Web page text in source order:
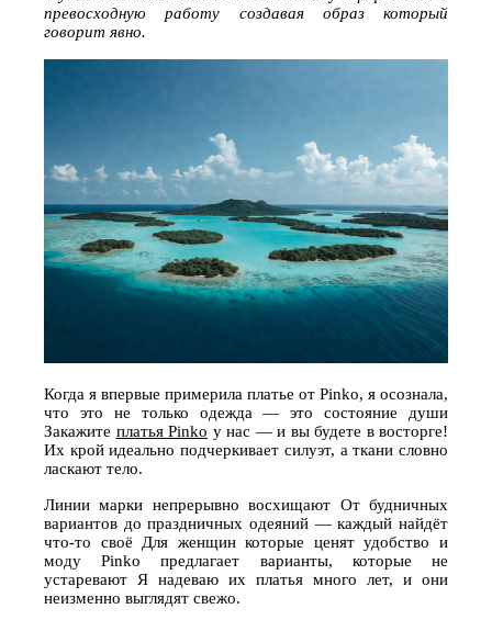
превосходную работу создавая образ который
говорит явно.
Когда я впервые примерила платье от Pinko, я осознала,
что это не только одежда — это состояние души
Закажите платья Pinko у нас — и вы будете в восторге!
Их крой идеально подчеркивает силуэт, а ткани словно
ласкают тело.
Линии марки непрерывно восхищают От будничных
вариантов до праздничных одеяний — каждый найдёт
что-то своё Для женщин которые ценят удобство и
моду Pinko предлагает варианты, которые не
устаревают Я надеваю их платья много лет, и они
неизменно выглядят свежо.